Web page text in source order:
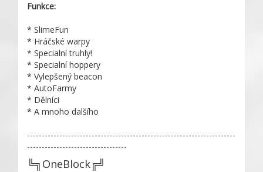
Funkce:
* SlimeFun
* Hráčské warpy
* Specialní truhly!
* Specialní hoppery
* Vylepšený beacon
* AutoFarmy
* Dělníci
* A mnoho dalšího
-----------------------------------------------------------------------
----------------------------------
╚╗OneBlock╔╝